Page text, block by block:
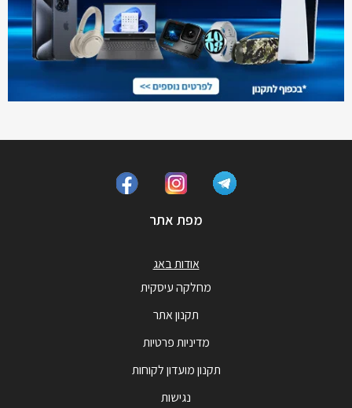
מפת אתר
אודות באג
מחלקה עיסקית
תקנון אתר
מדיניות פרטיות
תקנון מועדון לקוחות
נגישות